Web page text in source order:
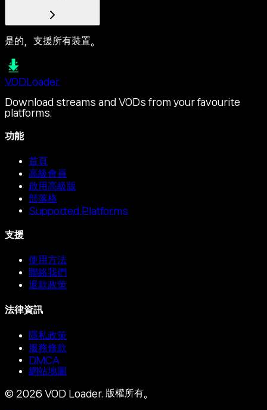
是的，支援所有裝置。
VODLoader
Download streams and VODs from your favourite
platforms.
功能
首頁
高級會員
啟用高級版
部落格
Supported Platforms
支援
使用方法
聯絡我們
退款政策
法律資訊
隱私政策
服務條款
DMCA
網站地圖
© 2026 VOD Loader. 版權所有。